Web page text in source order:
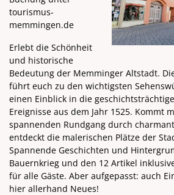
tourismus-
memmingen.de
Erlebt die Schönheit
und historische
Bedeutung der Memminger Altstadt.
führt euch zu den wichtigsten
einen Einblick in die
Ereignisse aus dem Jahr 1525. Kommt
spannenden Rundgang durch
entdeckt die malerischen Plätze der
Spannende Geschichten und
Bauernkrieg und den 12 Artikel
für alle Gäste. Aber aufgepasst: auch
hier allerhand Neues!